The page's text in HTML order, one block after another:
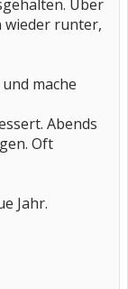
Über
wieder runter,
mache
Abends
Oft
Jahr.